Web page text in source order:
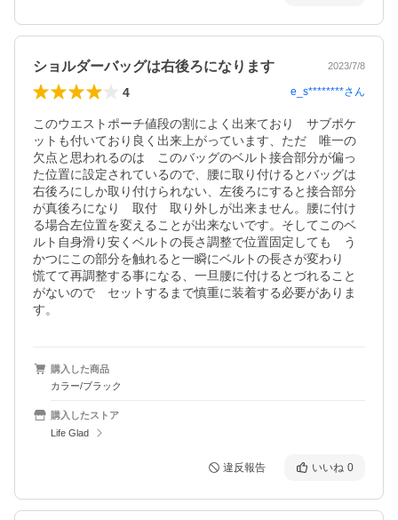
ショルダーバッグは右後ろになります 2023/7/8
4 e_s********さん
このウエストポーチ値段の割によく出来ており　サブポケ
ットも付いており良く出来上がっています、ただ　唯一の
欠点と思われるのは　このバッグのベルト接合部分が偏っ
た位置に設定されているので、腰に取り付けるとバッグは
右後ろにしか取り付けられない、左後ろにすると接合部分
が真後ろになり　取付　取り外しが出来ません。腰に付け
る場合左位置を変えることが出来ないです。そしてこのベ
ルト自身滑り安くベルトの長さ調整で位置固定しても　う
かつにこの部分を触れると一瞬にベルトの長さが変わり
慌てて再調整する事になる、一旦腰に付けるとづれること
がないので　セットするまで慎重に装着する必要がありま
す。
購入した商品
カラー/ブラック
購入したストア
Life Glad
違反報告 いいね 0